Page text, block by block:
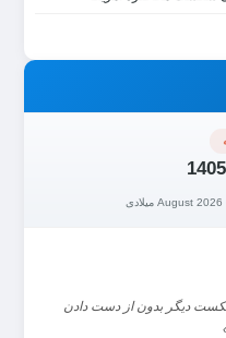
دیگر بدون از دست دادن